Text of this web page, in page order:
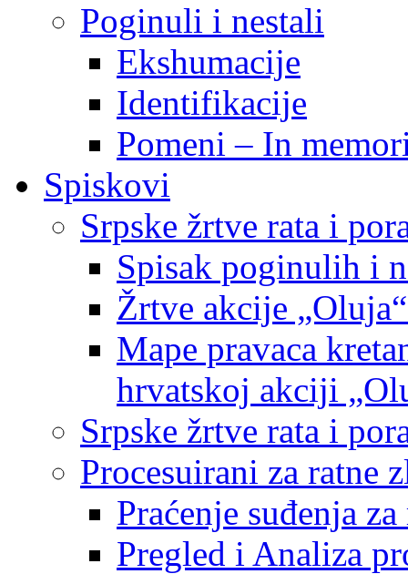
Poginuli i nestali
Ekshumacije
Identifikacije
Pomeni – In
Spiskovi
Srpske žrtve rata i
Spisak poginulih i
Žrtve akcije
Mape pravaca
hrvatskoj akciji
Srpske žrtve rata i
Procesuirani za ratne
Praćenje suđenja
Pregled i Analiza